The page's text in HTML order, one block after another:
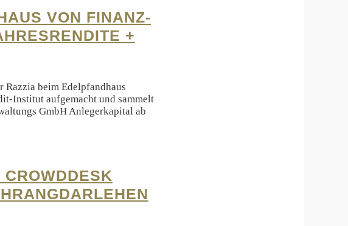
VON FINANZ-
+
Razzia beim Edelpfandhaus
Institut aufgemacht und sammelt
GmbH Anlegerkapital ab